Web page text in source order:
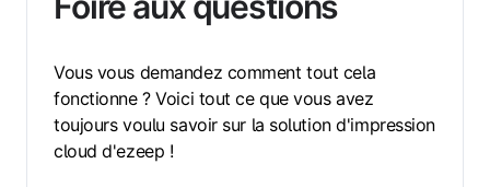
Vous vous demandez comment tout cela
fonctionne ? Voici tout ce que vous avez
toujours voulu savoir sur la solution d'impression
cloud d'ezeep !